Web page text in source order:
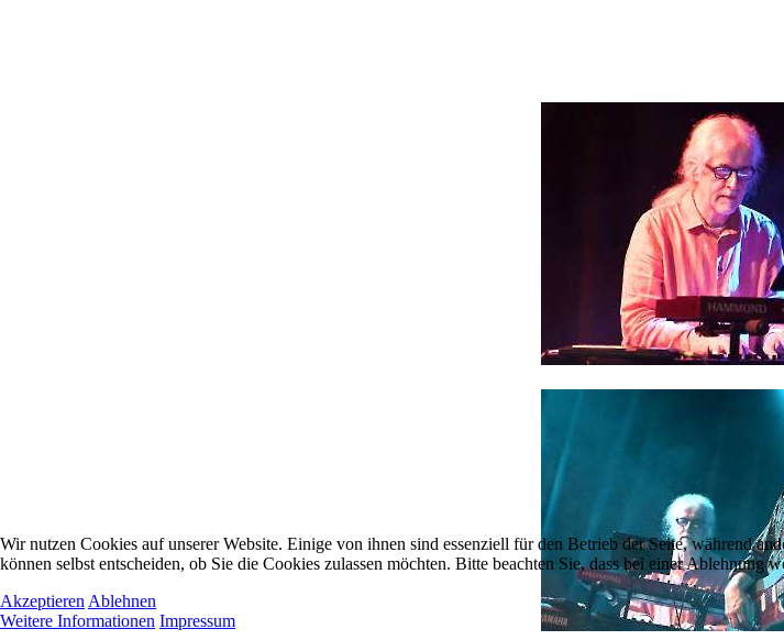
Wir nutzen Cookies auf unserer Website. Einige von ihnen sind essenziell für den Betrieb der Seite, während
können selbst entscheiden, ob Sie die Cookies zulassen möchten. Bitte beachten Sie, dass bei einer
Akzeptieren Ablehnen
Weitere Informationen Impressum